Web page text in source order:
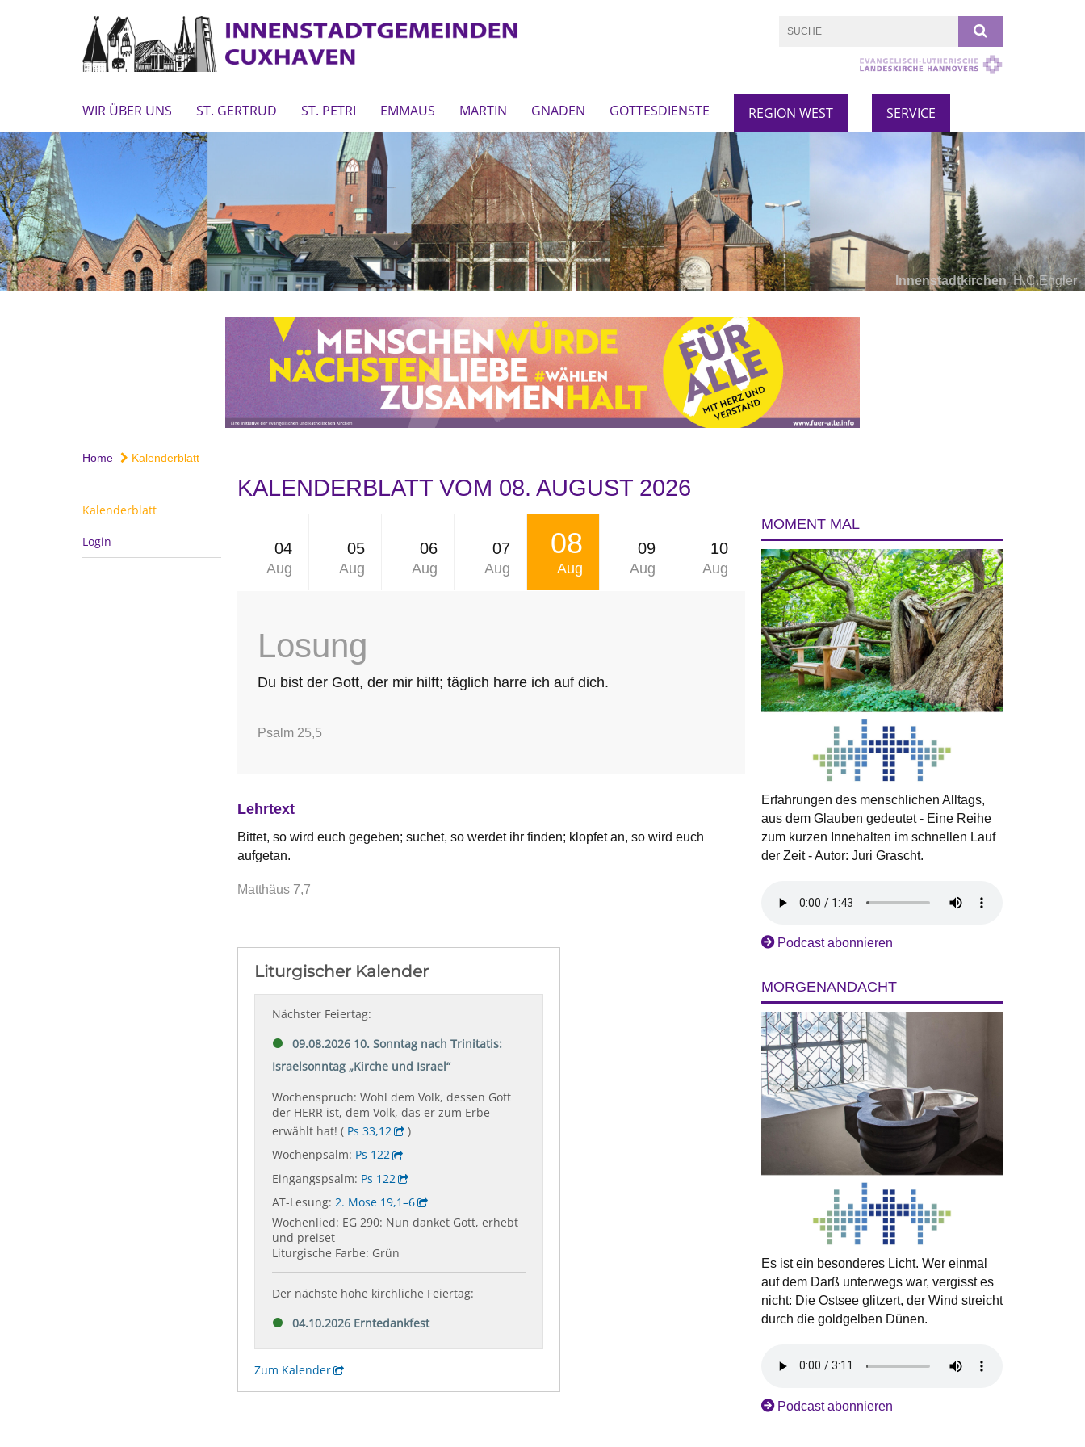
WIR ÜBER UNS ST. GERTRUD ST. PETRI EMMAUS MARTIN GNADEN GOTTESDIENSTE REGION WEST SERVICE
InnenstadtkirchenH.C.Engler
Home Kalenderblatt
Kalenderblatt
Login
KALENDERBLATT VOM 08. AUGUST 2026
04
Aug
05
Aug
06
Aug
07
Aug
08
Aug
09
Aug
10
Aug
Losung
Du bist der Gott, der mir hilft; täglich harre ich auf dich.
Psalm 25,5
Lehrtext
Bittet, so wird euch gegeben; suchet, so werdet ihr finden; klopfet an, so wird euch
aufgetan.
Matthäus 7,7
MOMENT MAL
Erfahrungen des menschlichen Alltags,
aus dem Glauben gedeutet - Eine Reihe
zum kurzen Innehalten im schnellen Lauf
der Zeit - Autor: Juri Grascht.
Podcast abonnieren
MORGENANDACHT
Es ist ein besonderes Licht. Wer einmal
auf dem Darß unterwegs war, vergisst es
nicht: Die Ostsee glitzert, der Wind streicht
durch die goldgelben Dünen.
Podcast abonnieren